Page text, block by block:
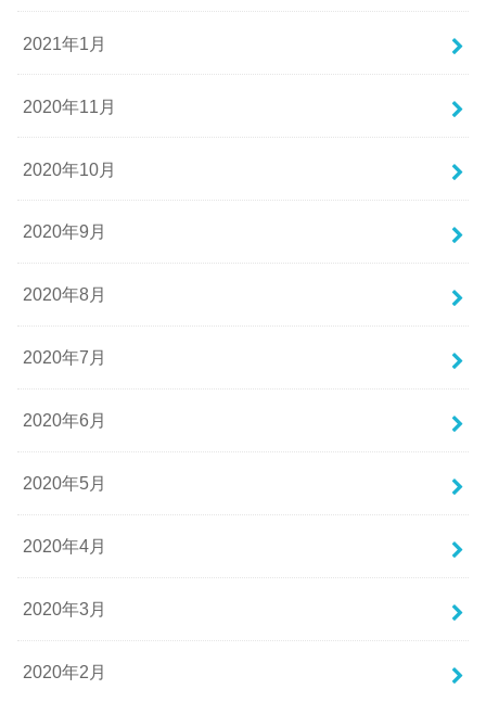
2021年1月
2020年11月
2020年10月
2020年9月
2020年8月
2020年7月
2020年6月
2020年5月
2020年4月
2020年3月
2020年2月